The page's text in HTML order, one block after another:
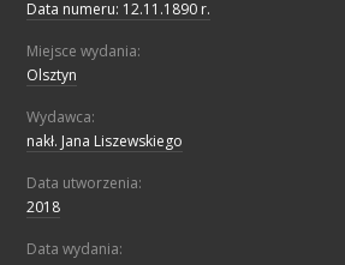
Data numeru: 12.11.1890 r.
Miejsce wydania:
Olsztyn
Wydawca:
nakł. Jana Liszewskiego
Data utworzenia:
2018
Data wydania: